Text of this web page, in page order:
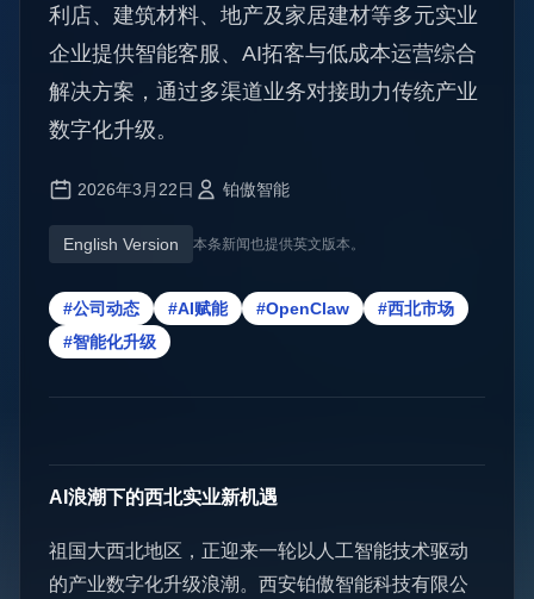
利店、建筑材料、地产及家居建材等多元实业
企业提供智能客服、AI拓客与低成本运营综合
解决方案，通过多渠道业务对接助力传统产业
数字化升级。
2026年3月22日 铂傲智能
English Version 本条新闻也提供英文版本。
#公司动态 #AI赋能 #OpenClaw
#西北市场
#智能化升级
AI浪潮下的西北实业新机遇
祖国大西北地区，正迎来一轮以人工智能技术驱动
的产业数字化升级浪潮。西安铂傲智能科技有限公